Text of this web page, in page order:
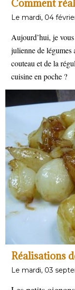
Comment
Le mardi, 04
Aujourd’hui, je
julienne de légumes
couteau et de la
cuisine en poche ?
Réalisations
Le mardi, 03